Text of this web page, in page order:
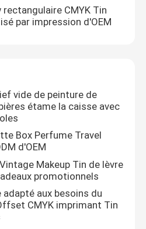
rectangulaire CMYK Tin
par impression d'OEM
vide de peinture de
étame la caisse avec
Box Perfume Travel
d'OEM
Makeup Tin de lèvre
promotionnels
aux besoins du
CMYK imprimant Tin